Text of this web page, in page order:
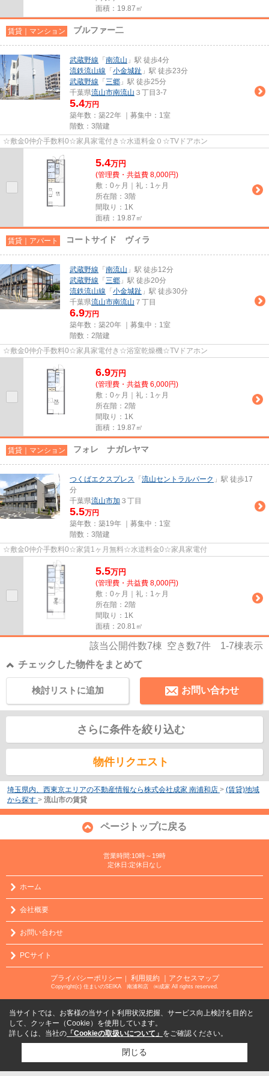
面積：19.87㎡
賃貸｜マンション ブルファー二
武蔵野線 「 南流山 」駅 徒歩4分
流鉄流山線 「 小金城趾 」駅 徒歩23分
武蔵野線 「 三郷 」駅 徒歩25分
千葉県流山市南流山 ３丁目3-7
5.4万円
築年数：築22年 ｜募集中： 1室
階数：3階建
☆敷金0仲介手数料0☆家具家電付き☆水道料金０☆TVドアホン
5.4万円
(管理費・共益費 8,000円)
敷：0ヶ月｜礼：1ヶ月
所在階：3階
間取り：1K
面積：19.87㎡
賃貸｜アパート コートサイド ヴィラ
武蔵野線 「 南流山 」駅 徒歩12分
武蔵野線 「 三郷 」駅 徒歩20分
流鉄流山線 「 小金城趾 」駅 徒歩30分
千葉県流山市南流山 ７丁目
6.9万円
築年数：築20年 ｜募集中： 1室
階数：2階建
☆敷金0仲介手数料0☆家具家電付き☆浴室乾燥機☆TVドアホン
6.9万円
(管理費・共益費 6,000円)
敷：0ヶ月｜礼：1ヶ月
所在階：2階
間取り：1K
面積：19.87㎡
賃貸｜マンション フォレ ナガレヤマ
つくばエクスプレス 「 流山セントラルパーク 」駅 徒歩17
分
千葉県流山市加 ３丁目
5.5万円
築年数：築19年 ｜募集中： 1室
階数：3階建
☆敷金0仲介手数料0☆家賃1ヶ月無料☆水道料金0☆家具家電付
5.5万円
(管理費・共益費 8,000円)
敷：0ヶ月｜礼：1ヶ月
所在階：2階
間取り：1K
面積：20.81㎡
該当公開件数7棟 空き数7件 1-7棟表示
チェックした物件をまとめて
お問い合わせ
検討リストに追加
さらに条件を絞り込む
物件リクエスト
埼玉県内、西東京エリアの不動産情報なら株式会社成家 南浦和店 > (賃貸)地域
から探す > 流山市の賃貸
ページトップに戻る
営業時間:10時～19時
定休日:定休日なし
ホーム
会社概要
お問い合わせ
PCサイト
プライバシーポリシー ｜ 利用規約 ｜アクセスマップ
Copyright(c) 住まいのSEIKA 南浦和店 ㈱成家 All rights reserved.
当サイトでは、お客様の当サイト利用状況把握、サービス向上検討を目的と
して、クッキー（Cookie）を使用しています。
詳しくは、当社の 「Cookieの取扱いについて」 をご確認ください。
閉じる